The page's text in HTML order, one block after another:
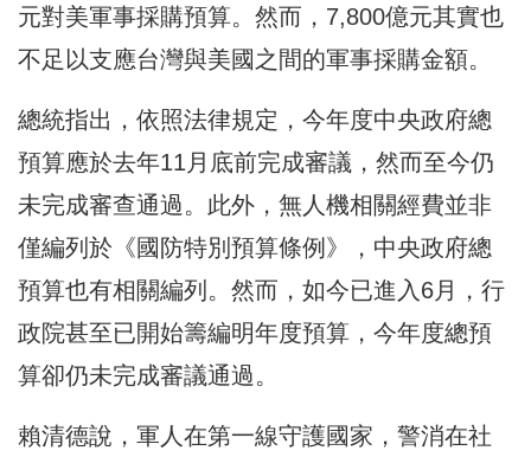
元對美軍事採購預算。然而，7,800億元其實也
不足以支應台灣與美國之間的軍事採購金額。
總統指出，依照法律規定，今年度中央政府總
預算應於去年11月底前完成審議，然而至今仍
未完成審查通過。此外，無人機相關經費並非
僅編列於《國防特別預算條例》，中央政府總
預算也有相關編列。然而，如今已進入6月，行
政院甚至已開始籌編明年度預算，今年度總預
算卻仍未完成審議通過。
賴清德說，軍人在第一線守護國家，警消在社